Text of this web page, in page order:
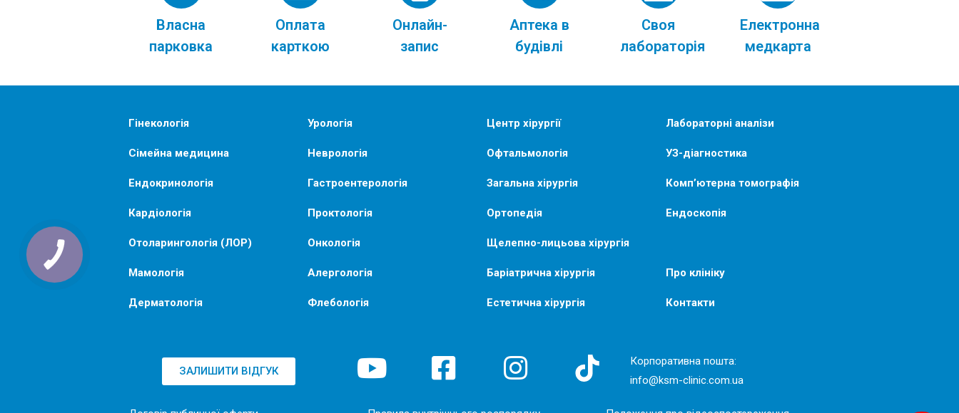
Власна
парковка
Оплата
карткою
Онлайн-
запис
Аптека в
будівлі
Своя
лабораторія
Електронна
медкарта
Гінекологія
Сімейна медицина
Ендокринологія
Кардіологія
Отоларингологія (ЛОР)
Мамологія
Дерматологія
Урологія
Неврологія
Гастроентерологія
Проктологія
Онкологія
Алергологія
Флебологія
Центр хірургії
Офтальмологія
Загальна хірургія
Ортопедія
Щелепно-лицьова хірургія
Баріатрична хірургія
Естетична хірургія
Лабораторні аналізи
УЗ-діагностика
Комп’ютерна томографія
Ендоскопія
Про клініку
Контакти
ЗАЛИШИТИ ВІДГУК
Корпоративна пошта:
info@ksm-clinic.com.ua